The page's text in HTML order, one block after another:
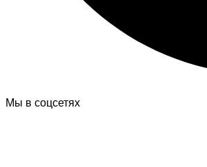
Мы в соцсетях